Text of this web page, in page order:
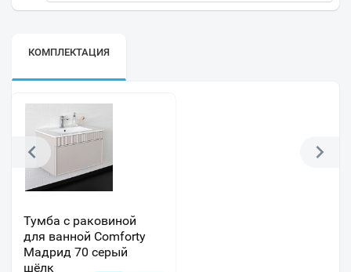
КОМПЛЕКТАЦИЯ
Тумба с раковиной
для ванной Comforty
Мадрид 70 серый
шёлк